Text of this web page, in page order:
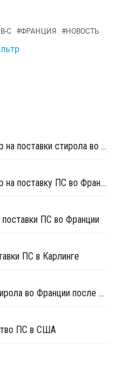
С #ФРАНЦИЯ #НОВОСТЬ
TotalEnergies объявила форс-мажор на поставки стирола во Франции
TotalEnergies объявила форс-мажор на поставку ПС во Франции
ПС во Франции
ПС в Карлинге
TotalEnergis перезапустил завод стирола во Франции после планового ремонта
ПС в США